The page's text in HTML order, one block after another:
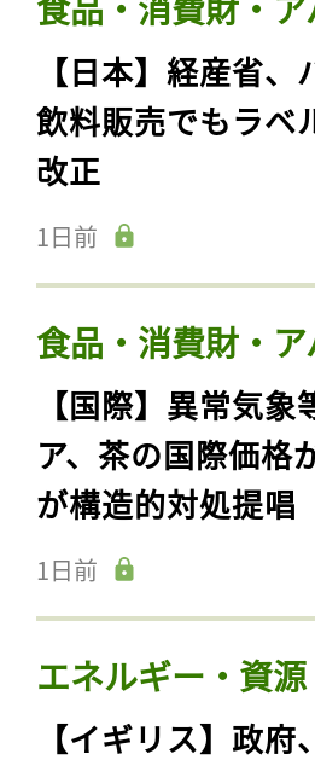
【日本】経産省
飲料販売でもラベ
改正
1日前
食品・消費財・
【国際】異常気
ア、茶の国際価格
が構造的対処提唱
1日前
エネルギー・資源
【イギリス】政